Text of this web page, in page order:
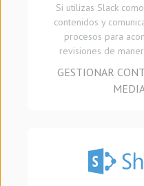
Si utilizas Slack
contenidos y
procesos para
revisiones de
GESTIONAR